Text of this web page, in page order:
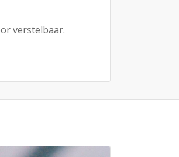
verstelbaar.